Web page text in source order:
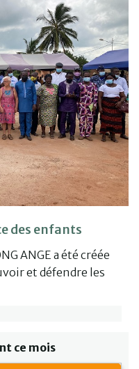
des enfants
ANGE a été créée
et défendre les
ce mois